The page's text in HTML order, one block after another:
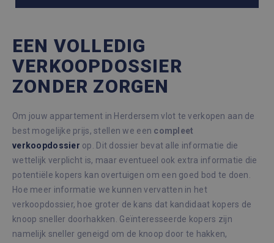
EEN VOLLEDIG
VERKOOPDOSSIER
ZONDER ZORGEN
Om jouw appartement in Herdersem vlot te verkopen aan de
best mogelijke prijs, stellen we een compleet
verkoopdossier op. Dit dossier bevat alle informatie die
wettelijk verplicht is, maar eventueel ook extra informatie die
potentiële kopers kan overtuigen om een goed bod te doen.
Hoe meer informatie we kunnen vervatten in het
verkoopdossier, hoe groter de kans dat kandidaat kopers de
knoop sneller doorhakken. Geïnteresseerde kopers zijn
namelijk sneller geneigd om de knoop door te hakken,